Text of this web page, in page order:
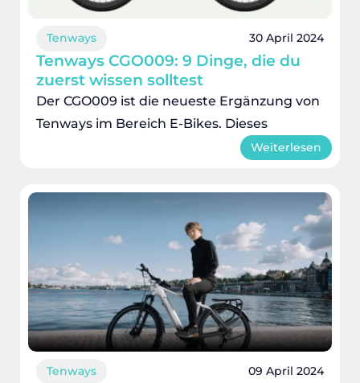
Tenways 30 April 2024
Tenways CGO009: 9 Dinge, die du
zuerst wissen solltest
Der CGO009 ist die neueste Ergänzung von
Tenways im Bereich E-Bikes. Dieses
Weiterlesen
Tenways 09 April 2024